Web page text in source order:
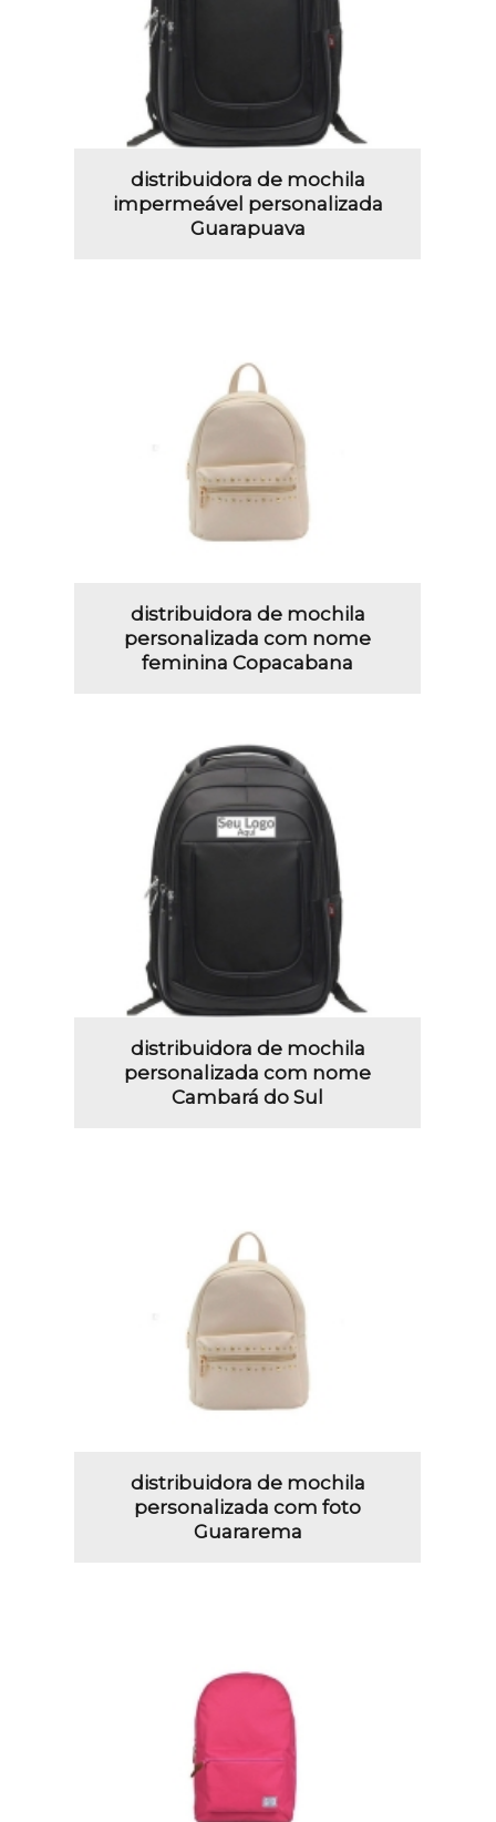
distribuidora de mochila
impermeável personalizada
Guarapuava
distribuidora de mochila
personalizada com nome
feminina Copacabana
distribuidora de mochila
personalizada com nome
Cambará do Sul
distribuidora de mochila
personalizada com foto
Guararema